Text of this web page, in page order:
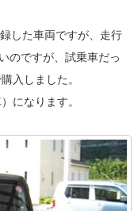
した車両ですが、走行
のですが、試乗車だっ
入しました。
になります。